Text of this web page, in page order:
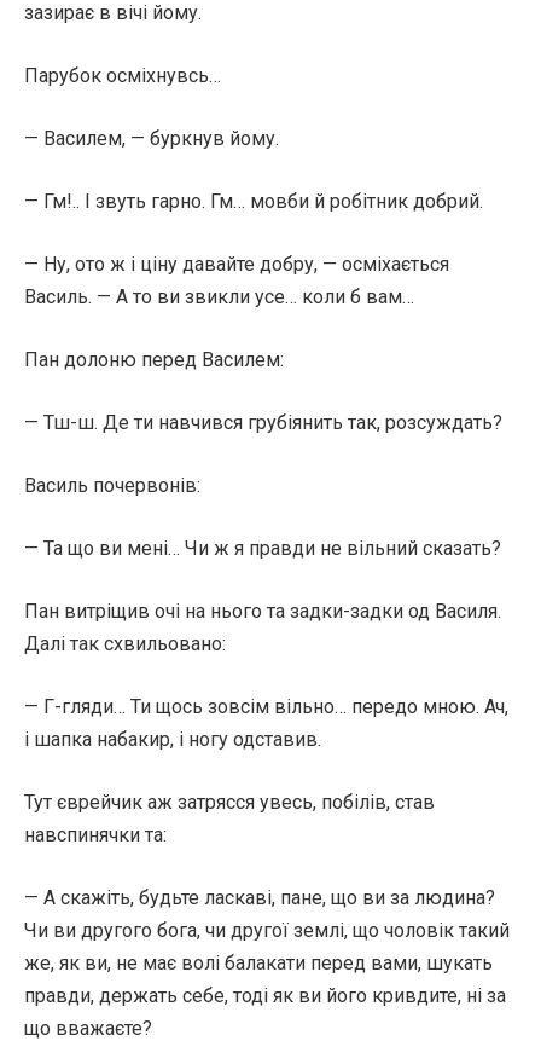
зазирає в вічі йому.
Парубок осміхнувсь…
— Василем, — буркнув йому.
— Гм!.. І звуть гарно. Гм… мовби й робітник добрий.
— Ну, ото ж і ціну давайте добру, — осміхається
Василь. — А то ви звикли усе… коли б вам…
Пан долоню перед Василем:
— Тш-ш. Де ти навчився грубіянить так, розсуждать?
Василь почервонів:
— Та що ви мені… Чи ж я правди не вільний сказать?
Пан витріщив очі на нього та задки-задки од Василя.
Далі так схвильовано:
— Г-гляди… Ти щось зовсім вільно… передо мною. Ач,
і шапка набакир, і ногу одставив.
Тут єврейчик аж затрясся увесь, побілів, став
навспинячки та:
— А скажіть, будьте ласкаві, пане, що ви за людина?
Чи ви другого бога, чи другої землі, що чоловік такий
же, як ви, не має волі балакати перед вами, шукать
правди, держать себе, тоді як ви його кривдите, ні за
що вважаєте?